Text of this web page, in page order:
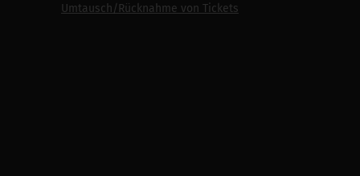
Umtausch/Rücknahme von Tickets